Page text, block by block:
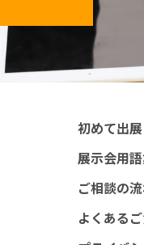
初めて出
展示会用
ご相談の
よくある